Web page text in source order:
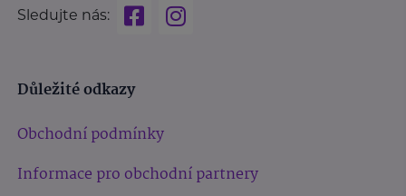
Sledujte nás:
Důležité odkazy
Obchodní podmínky
Informace pro obchodní partnery